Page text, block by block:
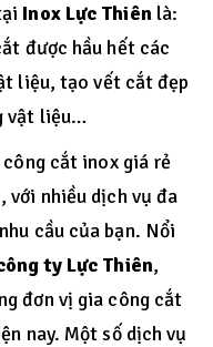
Inox Lực Thiênlà:
được hầu hết các
liệu, tạo vết cắt đẹp
vật liệu…
cắt inox giá rẻ
với nhiều dịch vụ đa
cầu của bạn. Nổi
ty Lực Thiên,
đơn vị gia công cắt
nay. Một số dịch vụ